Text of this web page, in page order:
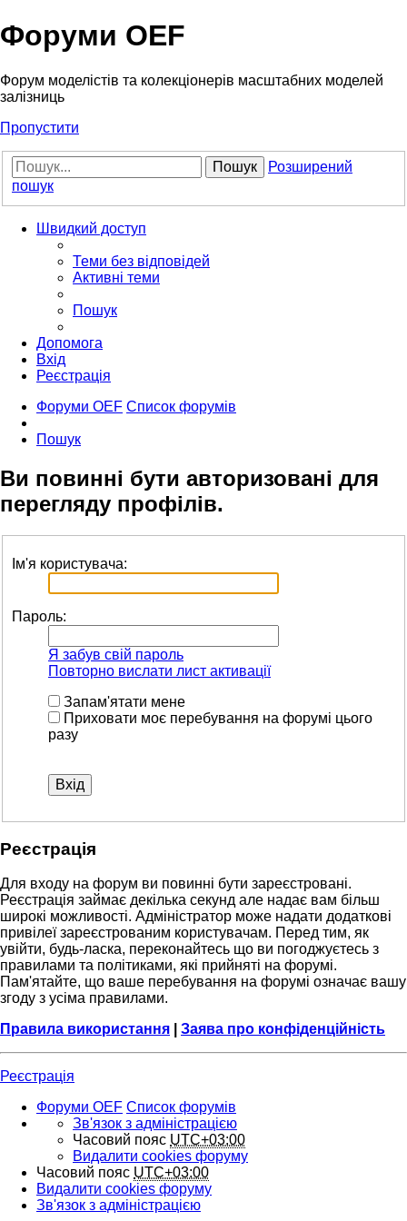
Форуми OEF
Форум моделістів та колекціонерів масштабних моделей
залізниць
Пропустити
Пошук
Розширений
пошук
Швидкий доступ
Теми без відповідей
Активні теми
Пошук
Допомога
Вхід
Реєстрація
Форуми OEF Список форумів
Пошук
Ви повинні бути авторизовані для
перегляду профілів.
Ім'я користувача:
Пароль:
Я забув свій пароль
Повторно вислати лист активації
Запам'ятати мене
Приховати моє перебування на форумі цього
разу
Реєстрація
Для входу на форум ви повинні бути зареєстровані.
Реєстрація займає декілька секунд але надає вам більш
широкі можливості. Адміністратор може надати додаткові
привілеї зареєстрованим користувачам. Перед тим, як
увійти, будь-ласка, переконайтесь що ви погоджуєтесь з
правилами та політиками, які прийняті на форумі.
Пам'ятайте, що ваше перебування на форумі означає вашу
згоду з усіма правилами.
Правила використання
Заява про конфіденційність
Реєстрація
Форуми OEF Список форумів
Зв'язок з адміністрацією
Часовий пояс UTC+03:00
Видалити cookies форуму
Часовий пояс UTC+03:00
Видалити cookies форуму
Зв'язок з адміністрацією